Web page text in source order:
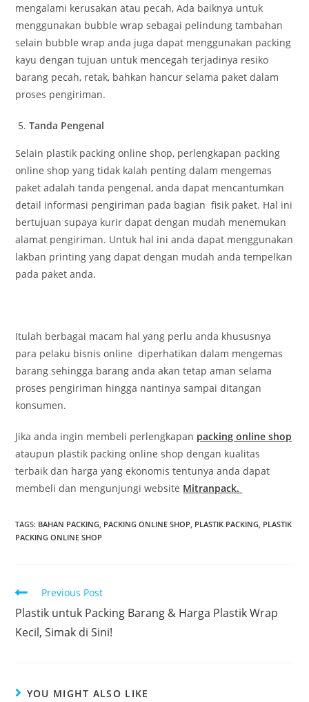
mengalami kerusakan atau pecah, Ada baiknya untuk
menggunakan bubble wrap sebagai pelindung tambahan
selain bubble wrap anda juga dapat menggunakan packing
kayu dengan tujuan untuk mencegah terjadinya resiko
barang pecah, retak, bahkan hancur selama paket dalam
proses pengiriman.
Tanda Pengenal
Selain plastik packing online shop, perlengkapan packing
online shop yang tidak kalah penting dalam mengemas
paket adalah tanda pengenal, anda dapat mencantumkan
detail informasi pengiriman pada bagian fisik paket. Hal ini
bertujuan supaya kurir dapat dengan mudah menemukan
alamat pengiriman. Untuk hal ini anda dapat menggunakan
lakban printing yang dapat dengan mudah anda tempelkan
pada paket anda.
Itulah berbagai macam hal yang perlu anda khususnya
para pelaku bisnis online diperhatikan dalam mengemas
barang sehingga barang anda akan tetap aman selama
proses pengiriman hingga nantinya sampai ditangan
konsumen.
Jika anda ingin membeli perlengkapan packing online shop
ataupun plastik packing online shop dengan kualitas
terbaik dan harga yang ekonomis tentunya anda dapat
membeli dan mengunjungi website Mitranpack.
TAGS: BAHAN PACKING PACKING ONLINE SHOP PLASTIK PACKING PLASTIK
PACKING ONLINE SHOP
Previous Post
Plastik untuk Packing Barang & Harga Plastik Wrap
Kecil, Simak di Sini!
YOU MIGHT ALSO LIKE